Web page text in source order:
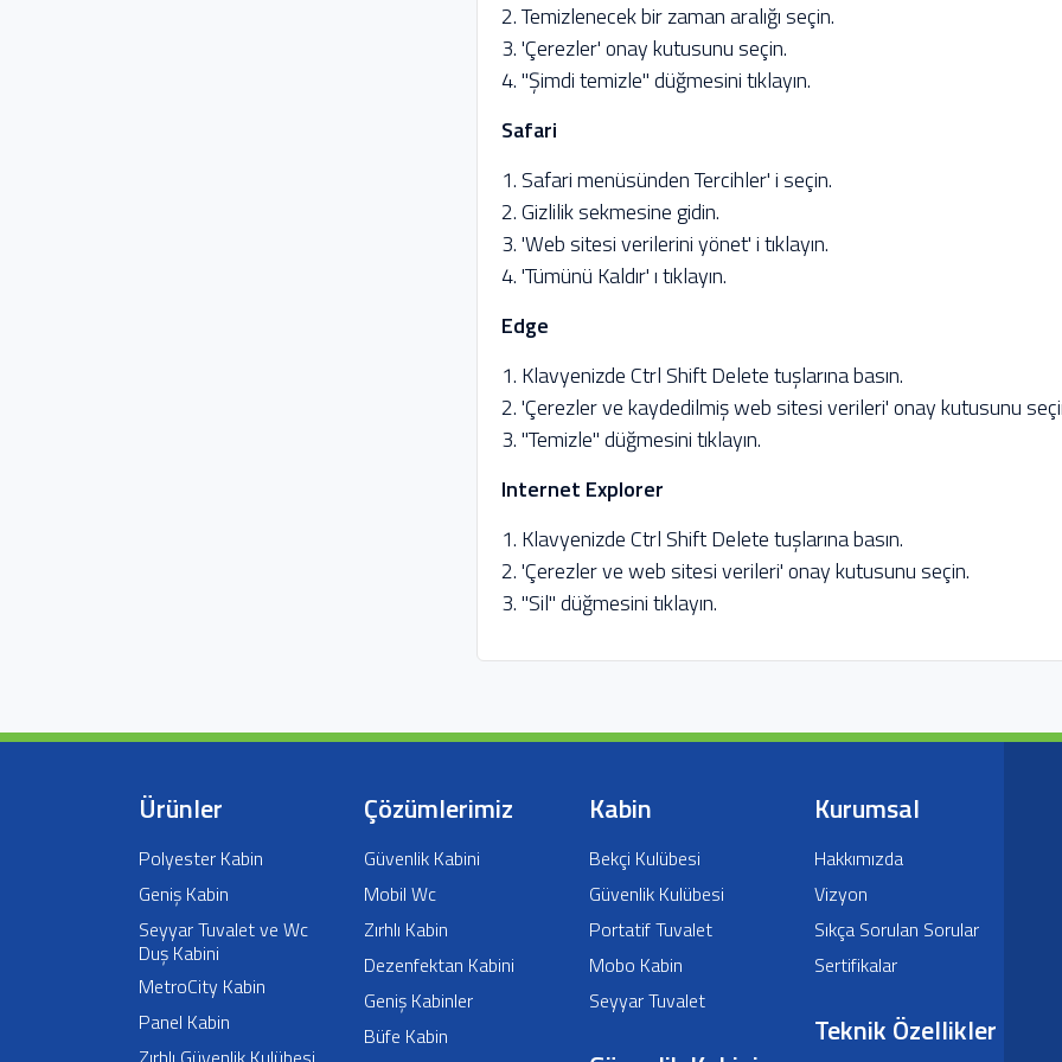
2. Temizlenecek bir zaman aralığı seçin.
3. 'Çerezler' onay kutusunu seçin.
4. "Şimdi temizle" düğmesini tıklayın.
Safari
1. Safari menüsünden Tercihler' i seçin.
2. Gizlilik sekmesine gidin.
3. 'Web sitesi verilerini yönet' i tıklayın.
4. 'Tümünü Kaldır' ı tıklayın.
Edge
1. Klavyenizde Ctrl Shift Delete tuşlarına basın.
2. 'Çerezler ve kaydedilmiş web sitesi verileri' onay kutusunu
3. "Temizle" düğmesini tıklayın.
Internet Explorer
1. Klavyenizde Ctrl Shift Delete tuşlarına basın.
2. 'Çerezler ve web sitesi verileri' onay kutusunu seçin.
3. "Sil" düğmesini tıklayın.
Ürünler
Polyester Kabin
Geniş Kabin
Seyyar Tuvalet ve Wc
Duş Kabini
MetroCity Kabin
Panel Kabin
Çözümlerimiz
Güvenlik Kabini
Mobil Wc
Zırhlı Kabin
Dezenfektan Kabini
Geniş Kabinler
Büfe Kabin
Kabin
Bekçi Kulübesi
Güvenlik Kulübesi
Portatif Tuvalet
Mobo Kabin
Seyyar Tuvalet
Kurumsal
Hakkımızda
Vizyon
Sıkça Sorulan Sorular
Sertifikalar
Teknik Özellikler